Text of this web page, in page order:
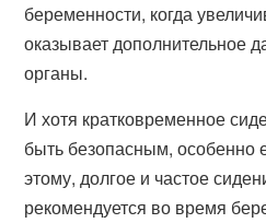
беременности, когда
оказывает дополнительное
органы.
И хотя кратковременное
быть безопасным, особенно
этому, долгое и частое
рекомендуется во время